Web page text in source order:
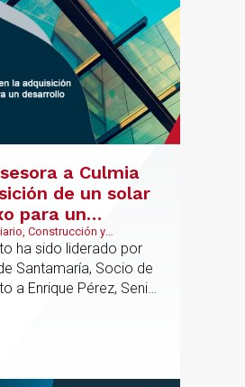
a Culmia
de un solar
para un
de
Construcción y
ha sido liderado por
Santamaría, Socio de
a Enrique Pérez, Senior
López, Asociado